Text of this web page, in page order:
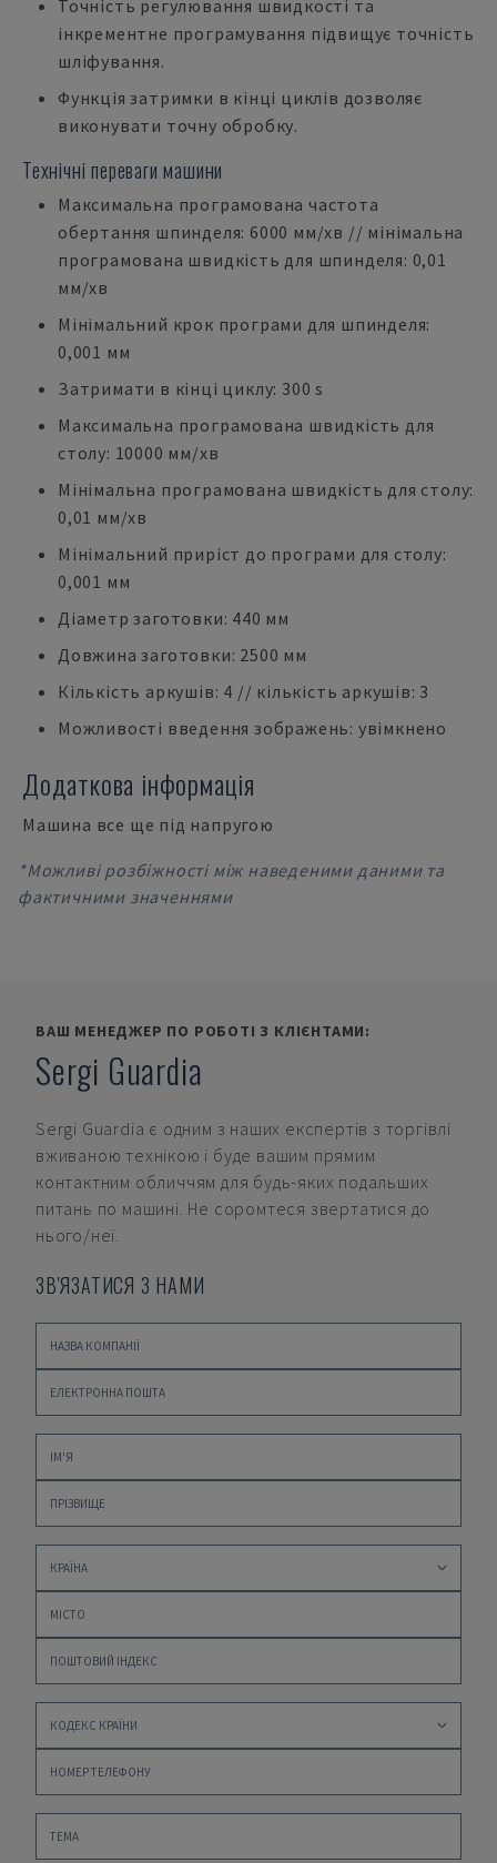
Точність регулювання швидкості та
інкрементне програмування підвищує точність
шліфування.
Функція затримки в кінці циклів дозволяє
виконувати точну обробку.
Технічні переваги машини
Максимальна програмована частота
обертання шпинделя: 6000 мм/хв // мінімальна
програмована швидкість для шпинделя: 0,01
мм/хв
Мінімальний крок програми для шпинделя:
0,001 мм
Затримати в кінці циклу: 300 s
Максимальна програмована швидкість для
столу: 10000 мм/хв
Мінімальна програмована швидкість для столу:
0,01 мм/хв
Мінімальний приріст до програми для столу:
0,001 мм
Діаметр заготовки: 440 мм
Довжина заготовки: 2500 мм
Кількість аркушів: 4 // кількість аркушів: 3
Можливості введення зображень: увімкнено
Додаткова інформація
Машина все ще під напругою
*Можливі розбіжності між наведеними даними та
фактичними значеннями
ВАШ МЕНЕДЖЕР ПО РОБОТІ З КЛІЄНТАМИ:
Sergi Guardia
Sergi Guardia є одним з наших експертів з торгівлі
вживаною технікою і буде вашим прямим
контактним обличчям для будь-яких подальших
питань по машині. Не соромтеся звертатися до
нього/неї.
ЗВ'ЯЗАТИСЯ З НАМИ